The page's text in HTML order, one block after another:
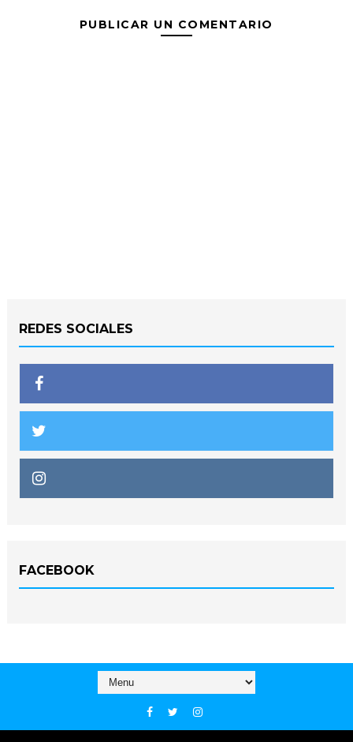
PUBLICAR UN COMENTARIO
REDES SOCIALES
FACEBOOK